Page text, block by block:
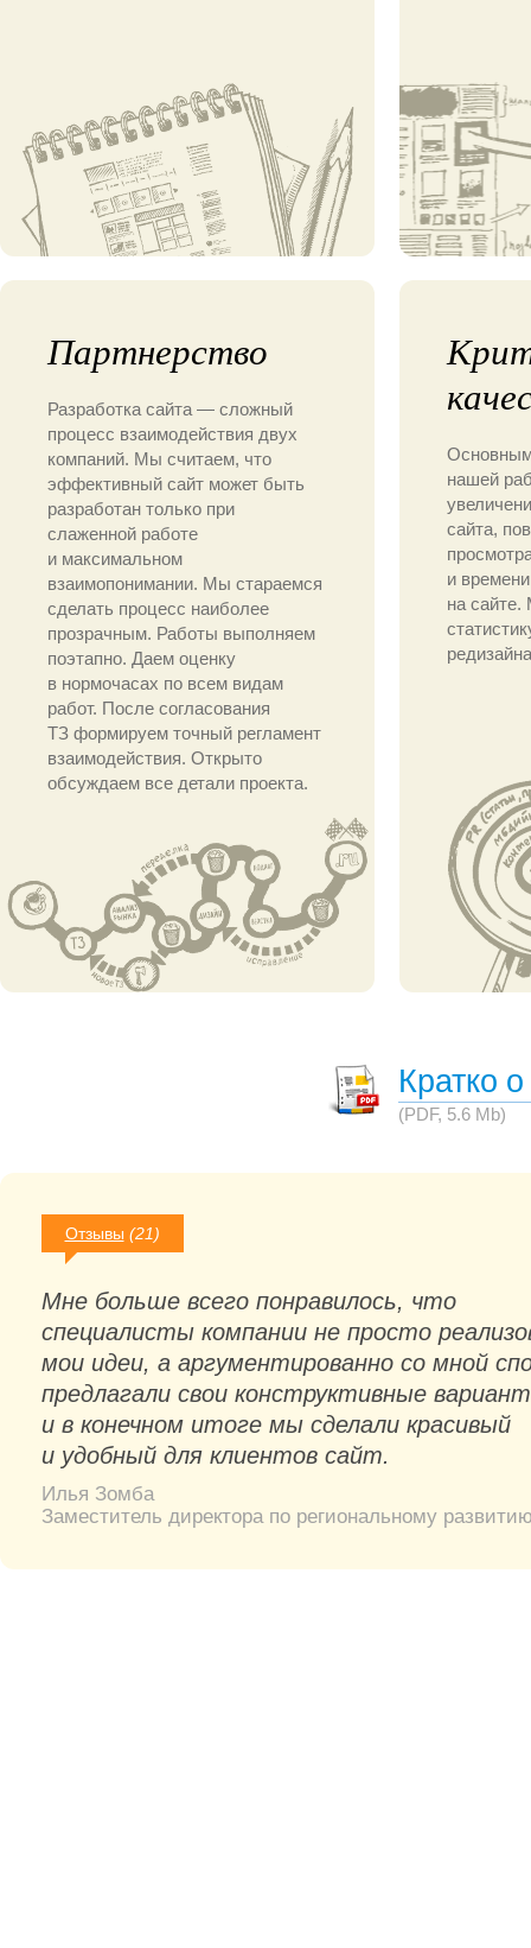
Партнерство
Разработка сайта — сложный
процесс взаимодействия двух
компаний. Мы считаем, что
эффективный сайт может быть
разработан только при
слаженной работе
и максимальном
взаимопонимании. Мы стараемся
сделать процесс наиболее
прозрачным. Работы выполняем
поэтапно. Даем оценку
в нормочасах по всем видам
работ. После согласования
ТЗ формируем точный регламент
взаимодействия. Открыто
обсуждаем все детали проекта.
нашей
сайта,
и
на
Кратко
(PDF, 5.6 Mb)
Отзывы (21)
Мне больше всего понравилось, что
специалисты компании не просто
мои идеи, а аргументированно со мной
предлагали свои конструктивные
и в конечном итоге мы сделали красивый
и удобный для клиентов сайт.
Илья Зомба
Заместитель директора по региональному